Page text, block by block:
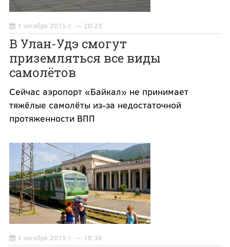
1 октября 2015 г. — 20:23
В Улан-Удэ смогут
приземляться все виды
самолётов
Сейчас аэропорт «Байкал» не принимает
тяжёлые самолёты из-за недостаточной
протяженности ВПП
1 октября 2015 г. — 18:38